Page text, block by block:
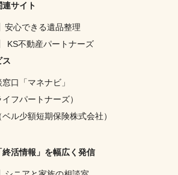
サイト
安心できる遺品整理
KS不動産パートナーズ
ス
口「マネナビ」
フパートナーズ）
ル少額短期保険株式会社）
活情報」を幅広く発信